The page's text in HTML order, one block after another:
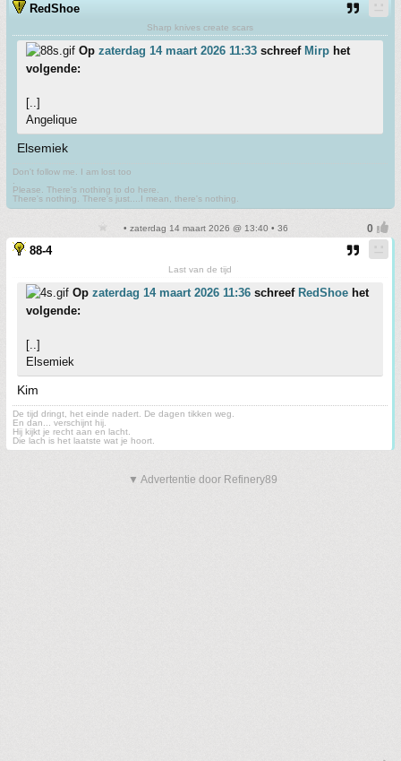
RedShoe
Sharp knives create scars
Op zaterdag 14 maart 2026 11:33 schreef Mirp het
volgende:
[..]
Angelique
Elsemiek
Don't follow me. I am lost too
Please. There's nothing to do here.
There's nothing. There's just....I mean, there's nothing.
• zaterdag 14 maart 2026 @ 13:40 • 36
88-4
Last van de tijd
Op zaterdag 14 maart 2026 11:36 schreef RedShoe het
volgende:
[..]
Elsemiek
Kim
De tijd dringt, het einde nadert. De dagen tikken weg.
En dan... verschijnt hij.
Hij kijkt je recht aan en lacht.
Die lach is het laatste wat je hoort.
▼ Advertentie door Refinery89